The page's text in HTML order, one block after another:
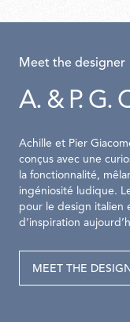
Meet the designer
A. & P. G.
Achille et Pier
conçus avec une
la fonctionnalité,
ingéniosité ludique.
pour le design italien
d’inspiration
MEET THE